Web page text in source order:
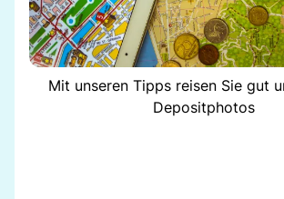
Mit unseren Tipps reisen Sie gut
Depositphotos